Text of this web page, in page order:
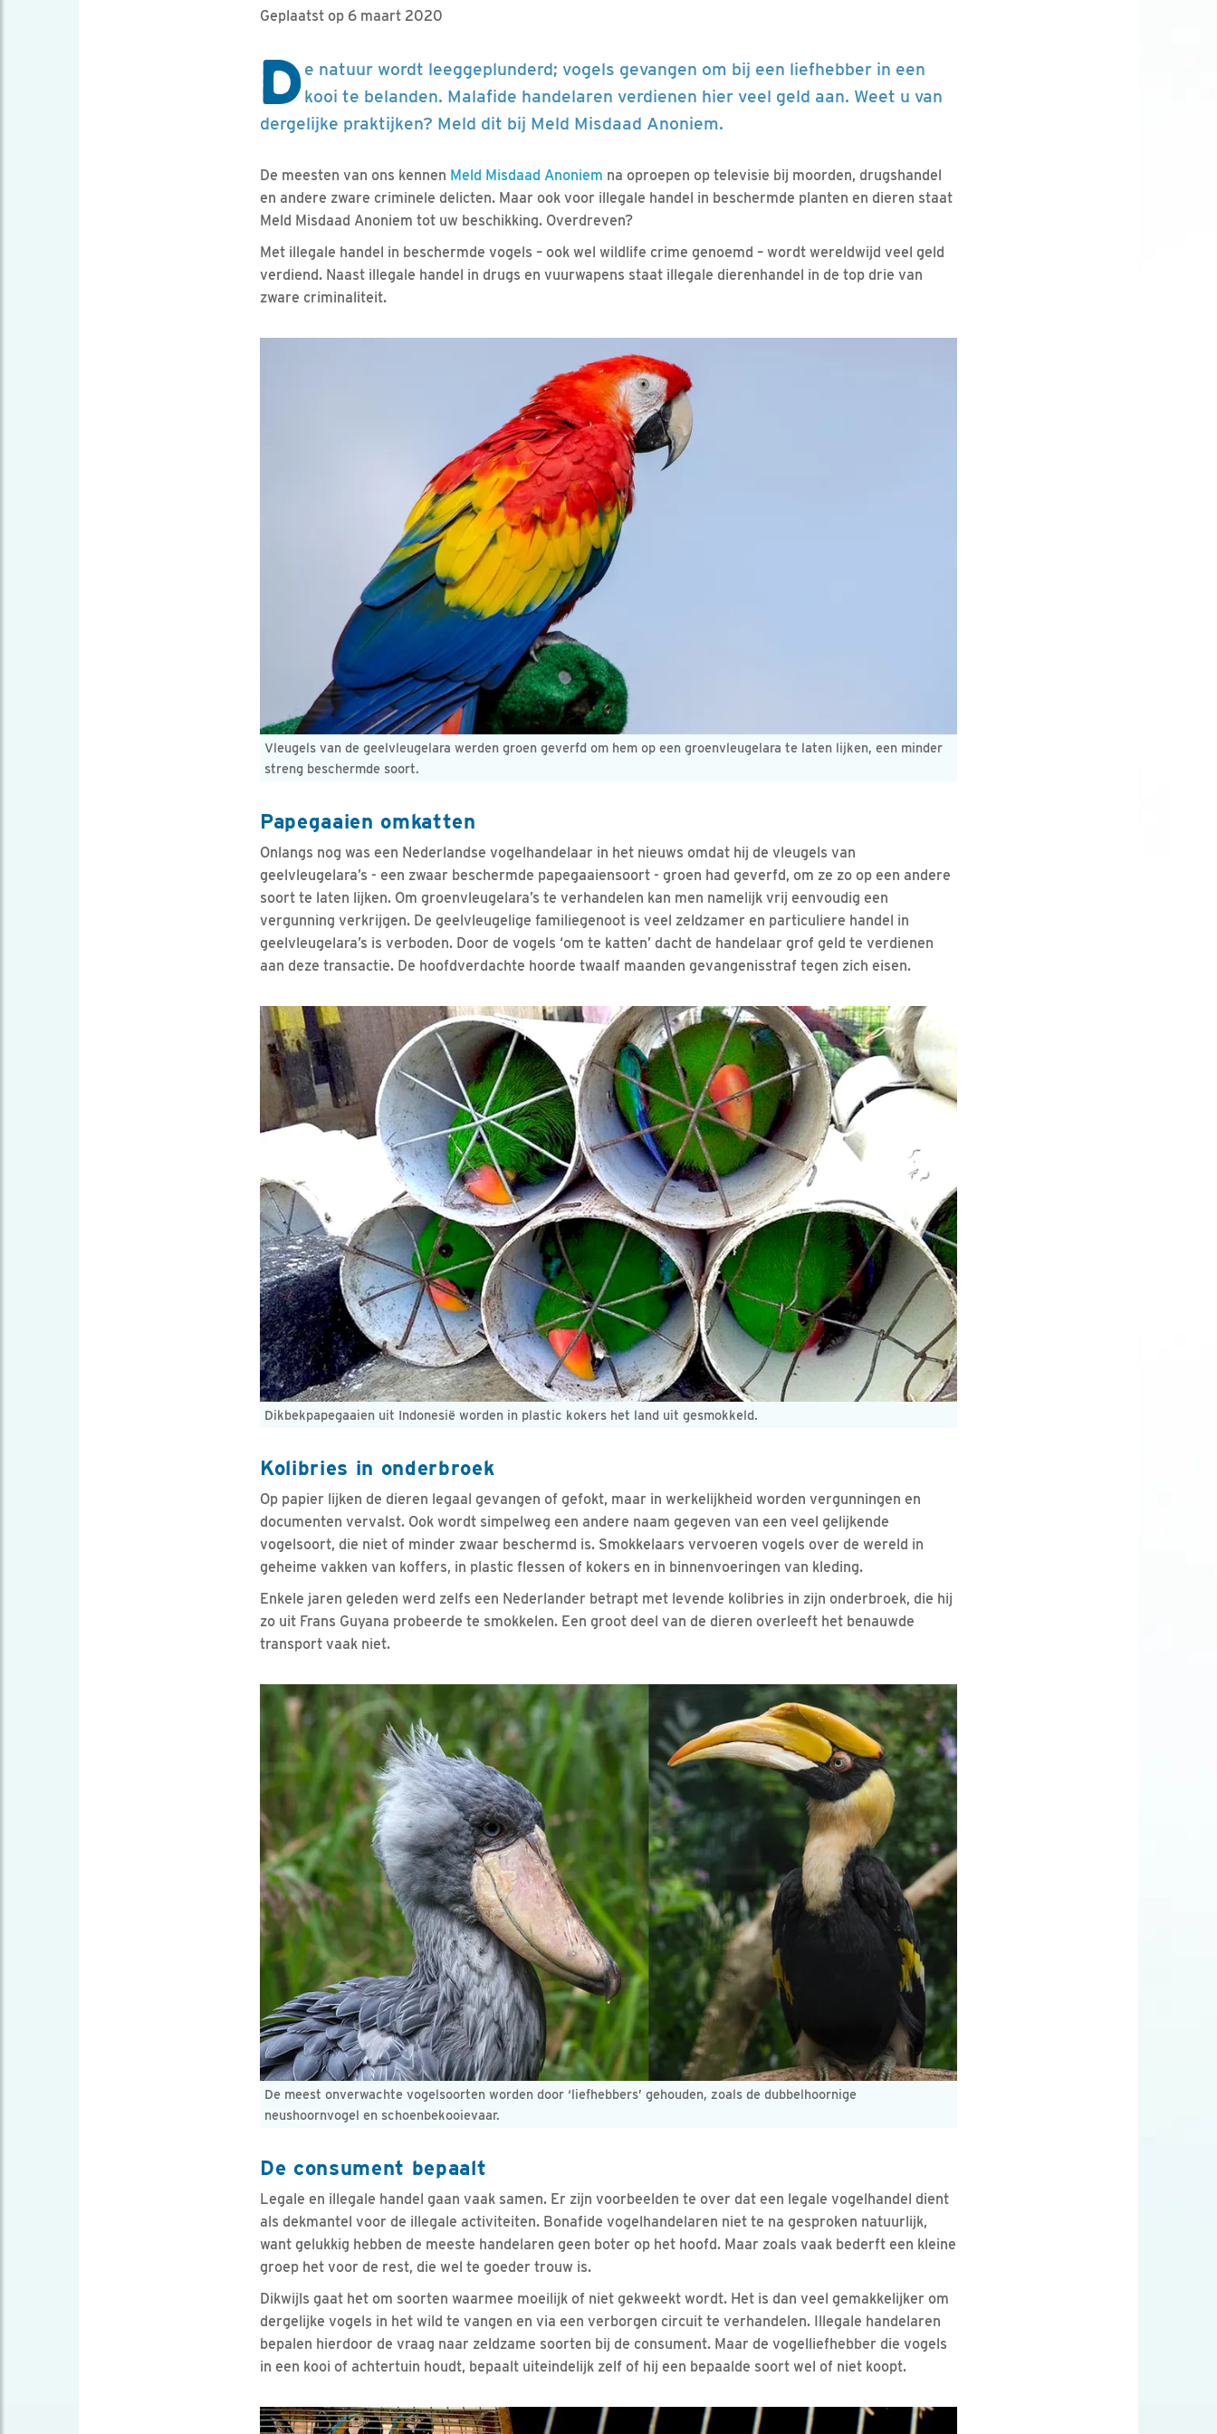
Geplaatst op 6 maart 2020
De natuur wordt leeggeplunderd; vogels gevangen om bij een liefhebber in een
kooi te belanden. Malafide handelaren verdienen hier veel geld aan. Weet u van
dergelijke praktijken? Meld dit bij Meld Misdaad Anoniem.
De meesten van ons kennen Meld Misdaad Anoniem na oproepen op televisie bij moorden, drugshandel
en andere zware criminele delicten. Maar ook voor illegale handel in beschermde planten en dieren staat
Meld Misdaad Anoniem tot uw beschikking. Overdreven?
Met illegale handel in beschermde vogels – ook wel wildlife crime genoemd – wordt wereldwijd veel geld
verdiend. Naast illegale handel in drugs en vuurwapens staat illegale dierenhandel in de top drie van
zware criminaliteit.
Vleugels van de geelvleugelara werden groen geverfd om hem op een groenvleugelara te laten lijken, een minder
streng beschermde soort.
Papegaaien omkatten
Onlangs nog was een Nederlandse vogelhandelaar in het nieuws omdat hij de vleugels van
geelvleugelara’s - een zwaar beschermde papegaaiensoort - groen had geverfd, om ze zo op een andere
soort te laten lijken. Om groenvleugelara’s te verhandelen kan men namelijk vrij eenvoudig een
vergunning verkrijgen. De geelvleugelige familiegenoot is veel zeldzamer en particuliere handel in
geelvleugelara’s is verboden. Door de vogels ‘om te katten’ dacht de handelaar grof geld te verdienen
aan deze transactie. De hoofdverdachte hoorde twaalf maanden gevangenisstraf tegen zich eisen.
Dikbekpapegaaien uit Indonesië worden in plastic kokers het land uit gesmokkeld.
Kolibries in onderbroek
Op papier lijken de dieren legaal gevangen of gefokt, maar in werkelijkheid worden vergunningen en
documenten vervalst. Ook wordt simpelweg een andere naam gegeven van een veel gelijkende
vogelsoort, die niet of minder zwaar beschermd is. Smokkelaars vervoeren vogels over de wereld in
geheime vakken van koffers, in plastic flessen of kokers en in binnenvoeringen van kleding.
Enkele jaren geleden werd zelfs een Nederlander betrapt met levende kolibries in zijn onderbroek, die hij
zo uit Frans Guyana probeerde te smokkelen. Een groot deel van de dieren overleeft het benauwde
transport vaak niet.
De meest onverwachte vogelsoorten worden door ‘liefhebbers’ gehouden, zoals de dubbelhoornige
neushoornvogel en schoenbekooievaar.
De consument bepaalt
Legale en illegale handel gaan vaak samen. Er zijn voorbeelden te over dat een legale vogelhandel dient
als dekmantel voor de illegale activiteiten. Bonafide vogelhandelaren niet te na gesproken natuurlijk,
want gelukkig hebben de meeste handelaren geen boter op het hoofd. Maar zoals vaak bederft een kleine
groep het voor de rest, die wel te goeder trouw is.
Dikwijls gaat het om soorten waarmee moeilijk of niet gekweekt wordt. Het is dan veel gemakkelijker om
dergelijke vogels in het wild te vangen en via een verborgen circuit te verhandelen. Illegale handelaren
bepalen hierdoor de vraag naar zeldzame soorten bij de consument. Maar de vogelliefhebber die vogels
in een kooi of achtertuin houdt, bepaalt uiteindelijk zelf of hij een bepaalde soort wel of niet koopt.